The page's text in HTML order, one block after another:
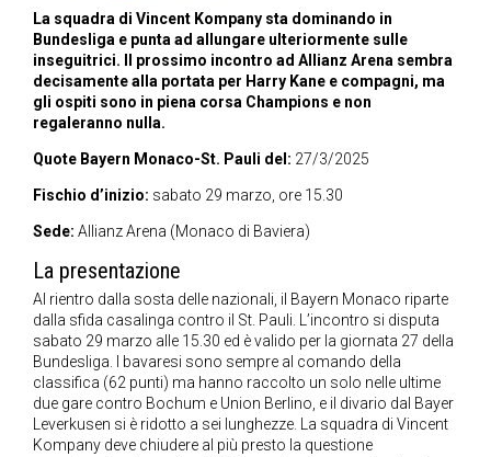
La squadra di Vincent Kompany sta dominando in
Bundesliga e punta ad allungare ulteriormente sulle
inseguitrici. Il prossimo incontro ad Allianz Arena sembra
decisamente alla portata per Harry Kane e compagni, ma
gli ospiti sono in piena corsa Champions e non
regaleranno nulla.
Quote Bayern Monaco-St. Pauli del: 27/3/2025
Fischio d’inizio: sabato 29 marzo, ore 15.30
Sede: Allianz Arena (Monaco di Baviera)
La presentazione
Al rientro dalla sosta delle nazionali, il Bayern Monaco riparte
dalla sfida casalinga contro il St. Pauli. L’incontro si disputa
sabato 29 marzo alle 15.30 ed è valido per la giornata 27 della
Bundesliga. I bavaresi sono sempre al comando della
classifica (62 punti) ma hanno raccolto un solo nelle ultime
due gare contro Bochum e Union Berlino, e il divario dal Bayer
Leverkusen si è ridotto a sei lunghezze. La squadra di Vincent
Kompany deve chiudere al più presto la questione